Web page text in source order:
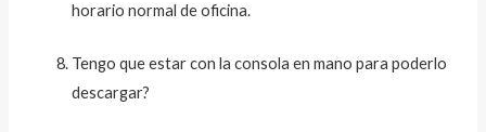
horario normal de oficina.
Tengo que estar con la consola en mano para poderlo
descargar?